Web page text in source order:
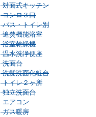
対面式キッチン
コンロ３口
バス・トイレ別
追焚機能浴室
浴室乾燥機
温水洗浄便座
洗面台
洗髪洗面化粧台
トイレ２ヶ所
独立洗面台
エアコン
ガス暖房